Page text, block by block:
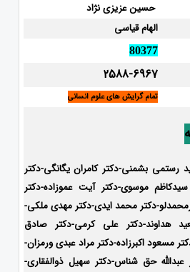
حسین عزیزی نژاد
الهام قیاسی
80377
2588-6967
تمام گرایش های علوم انسانی
رستمی بشمنی-دکتر کامران یگانگی-دکتر
سیدکاظم موسوی-دکتر آیت عموزاده-دکتر
دکتر محمد ایدی-دکتر مهدی ملکی-
هداوند-دکتر علی کرمی-دکتر صادق
مسعود اکبرزاده-دکتر مراد عبدی ورمزان-
عبدالله حق شناس-دکتر سهیل ذوالفقاری-